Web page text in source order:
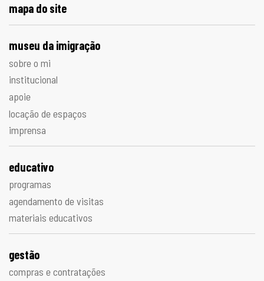
mapa do site
museu da imigração
sobre o mi
institucional
apoie
locação de espaços
imprensa
educativo
programas
agendamento de visitas
materiais educativos
gestão
compras e contratações